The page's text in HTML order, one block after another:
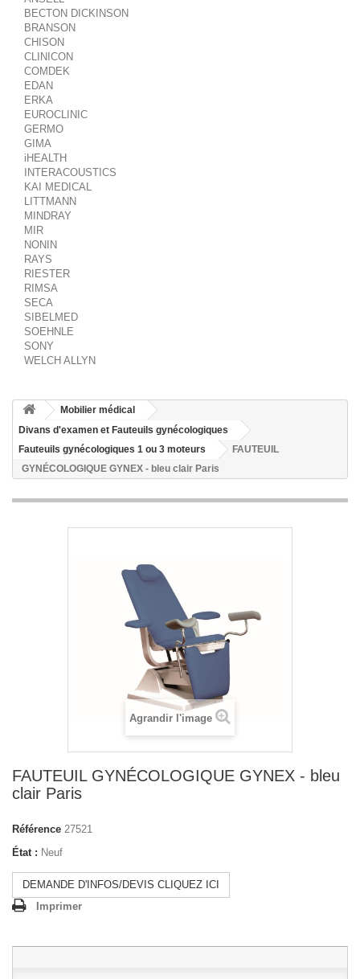
BECTON DICKINSON
BRANSON
CHISON
CLINICON
COMDEK
EDAN
ERKA
EUROCLINIC
GERMO
GIMA
iHEALTH
INTERACOUSTICS
KAI MEDICAL
LITTMANN
MINDRAY
MIR
NONIN
RAYS
RIESTER
RIMSA
SECA
SIBELMED
SOEHNLE
SONY
WELCH ALLYN
Mobilier médical
Divans d'examen et Fauteuils gynécologiques
Fauteuils gynécologiques 1 ou 3 moteurs
FAUTEUIL
GYNÉCOLOGIQUE GYNEX - bleu clair Paris
Agrandir l'image
FAUTEUIL GYNÉCOLOGIQUE GYNEX - bleu
clair Paris
Référence 27521
État : Neuf
DEMANDE D'INFOS/DEVIS CLIQUEZ ICI
Imprimer